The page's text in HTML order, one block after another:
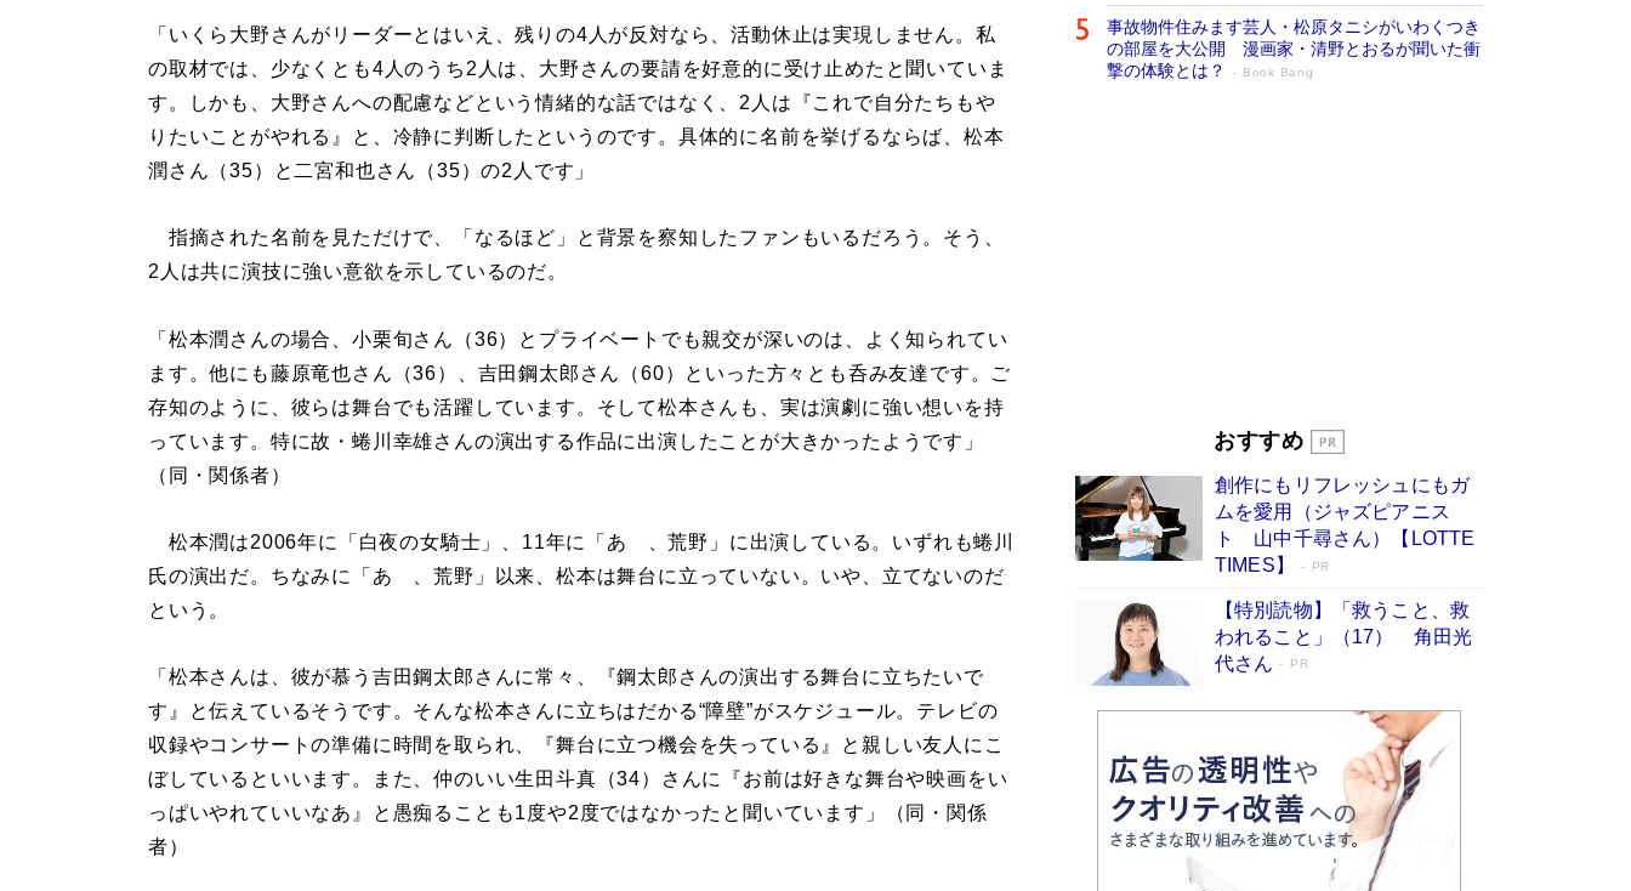
「いくら大野さんがリーダーとはいえ、残りの4人が反対なら、活動休止は実現しません。私
の取材では、少なくとも4人のうち2人は、大野さんの要請を好意的に受け止めたと聞いていま
す。しかも、大野さんへの配慮などという情緒的な話ではなく、2人は『これで自分たちもや
りたいことがやれる』と、冷静に判断したというのです。具体的に名前を挙げるならば、松本
潤さん（35）と二宮和也さん（35）の2人です」
指摘された名前を見ただけで、「なるほど」と背景を察知したファンもいるだろう。そう、
2人は共に演技に強い意欲を示しているのだ。
「松本潤さんの場合、小栗旬さん（36）とプライベートでも親交が深いのは、よく知られてい
ます。他にも藤原竜也さん（36）、吉田鋼太郎さん（60）といった方々とも呑み友達です。ご
存知のように、彼らは舞台でも活躍しています。そして松本さんも、実は演劇に強い想いを持
っています。特に故・蜷川幸雄さんの演出する作品に出演したことが大きかったようです」
（同・関係者）
松本潤は2006年に「白夜の女騎士」、11年に「あゝ、荒野」に出演している。いずれも蜷川
氏の演出だ。ちなみに「あゝ、荒野」以来、松本は舞台に立っていない。いや、立てないのだ
という。
「松本さんは、彼が慕う吉田鋼太郎さんに常々、『鋼太郎さんの演出する舞台に立ちたいで
す』と伝えているそうです。そんな松本さんに立ちはだかる“障壁”がスケジュール。テレビの
収録やコンサートの準備に時間を取られ、『舞台に立つ機会を失っている』と親しい友人にこ
ぼしているといいます。また、仲のいい生田斗真（34）さんに『お前は好きな舞台や映画をい
っぱいやれていいなあ』と愚痴ることも1度や2度ではなかったと聞いています」（同・関係
者）
事故物件住みます芸人・松原タニシがいわくつき
の部屋を大公開 漫画家・清野とおるが聞いた衝
撃の体験とは？
Book Bang
占 上半期1位にも選出［新書ベストセラー］
Book Bang
おすすめ
創作にもリフレッシュにもガ
ムを愛用（ジャズピアニス
ト 山中千尋さん）【LOTTE
TIMES】
PR
【特別読物】「救うこと、救
われること」（17） 角田光
代さん
PR